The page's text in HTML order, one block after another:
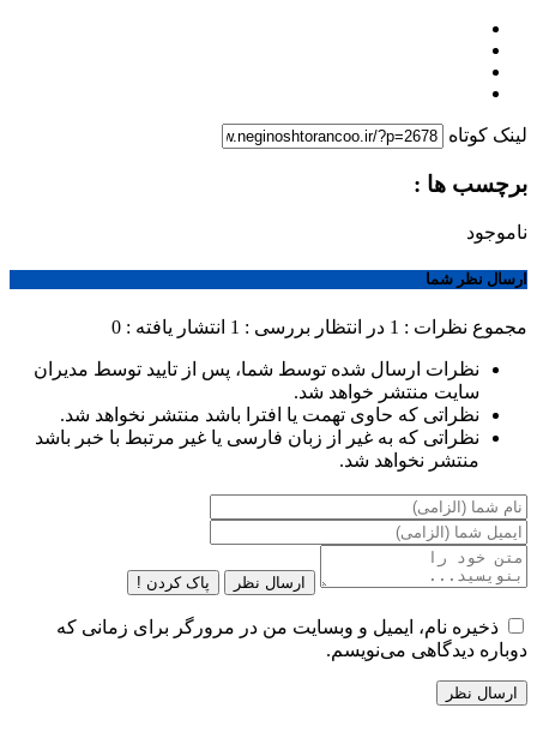
لینک کوتاه
برچسب ها :
ناموجود
ارسال نظر شما
مجموع نظرات : 1 در انتظار بررسی : 1 انتشار یافته : 0
نظرات ارسال شده توسط شما، پس از تایید توسط مدیران
سایت منتشر خواهد شد.
نظراتی که حاوی تهمت یا افترا باشد منتشر نخواهد شد.
نظراتی که به غیر از زبان فارسی یا غیر مرتبط با خبر باشد
منتشر نخواهد شد.
ارسال نظر پاک کردن !
ذخیره نام، ایمیل و وبسایت من در مرورگر برای زمانی که
دوباره دیدگاهی می‌نویسم.